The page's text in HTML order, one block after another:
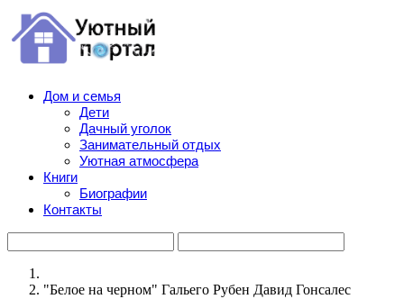
Дом и семья
Дети
Дачный уголок
Занимательный отдых
Уютная атмосфера
Книги
Биографии
Контакты
"Белое на черном" Гальего Рубен Давид Гонсалес